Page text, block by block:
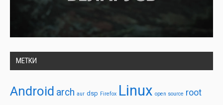
МЕТКИ
Android arch aur dsp Firefox Linux open source root